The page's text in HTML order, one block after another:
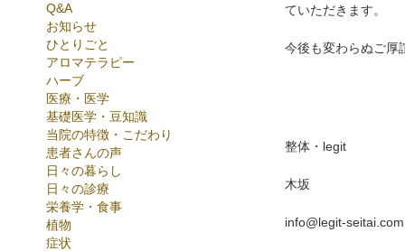
Q&A
お知らせ
ひとりごと
アロマテラピー
ハーブ
医療・医学
基礎医学・豆知識
当院の特徴・こだわり
患者さんの声
日々の暮らし
日々の診療
栄養学・食事
植物
症状
ていただきます。
今後も変わらぬご厚
整体・legit
木坂
info@legit-seitai.com